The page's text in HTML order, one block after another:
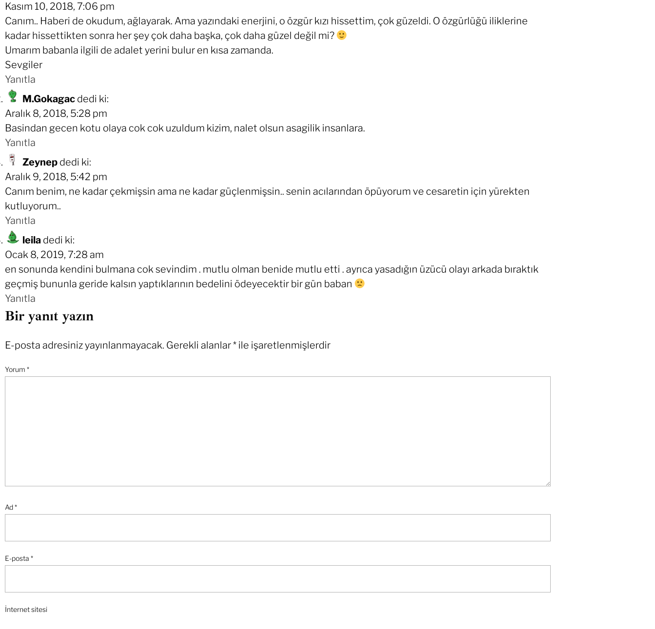
Kasım 10, 2018, 7:06 pm
Canım.. Haberi de okudum, ağlayarak. Ama yazındaki enerjini, o özgür kızı hissettim, çok güzeldi. O özgürlüğü iliklerine
kadar hissettikten sonra her şey çok daha başka, çok daha güzel değil mi?
Umarım babanla ilgili de adalet yerini bulur en kısa zamanda.
Sevgiler
Yanıtla
M.Gokagac dedi ki:
Aralık 8, 2018, 5:28 pm
Basindan gecen kotu olaya cok cok uzuldum kizim, nalet olsun asagilik insanlara.
Yanıtla
Zeynep dedi ki:
Aralık 9, 2018, 5:42 pm
Canım benim, ne kadar çekmişsin ama ne kadar güçlenmişsin.. senin acılarından öpüyorum ve cesaretin için yürekten
kutluyorum..
Yanıtla
leila dedi ki:
Ocak 8, 2019, 7:28 am
en sonunda kendini bulmana cok sevindim . mutlu olman benide mutlu etti . ayrıca yasadığın üzücü olayı arkada bıraktık
geçmiş bununla geride kalsın yaptıklarının bedelini ödeyecektir bir gün baban
Yanıtla
Bir yanıt yazın
E-posta adresiniz yayınlanmayacak. Gerekli alanlar* ile işaretlenmişlerdir
Yorum *
Ad*
E-posta *
İnternet sitesi